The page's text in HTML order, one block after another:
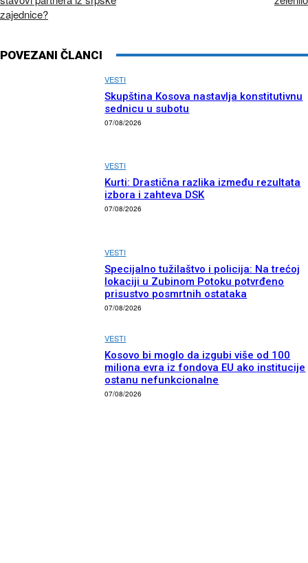
zajednice?
POVEZANI ČLANCI
VESTI
Skupština Kosova nastavlja konstitutivnu
sednicu u subotu
07/08/2026
VESTI
Kurti: Drastična razlika između rezultata
izbora i zahteva DSK
07/08/2026
VESTI
Specijalno tužilaštvo i policija: Na trećoj
lokaciji u Zubinom Potoku potvrđeno
prisustvo posmrtnih ostataka
07/08/2026
VESTI
Kosovo bi moglo da izgubi više od 100
miliona evra iz fondova EU ako institucije
ostanu nefunkcionalne
07/08/2026